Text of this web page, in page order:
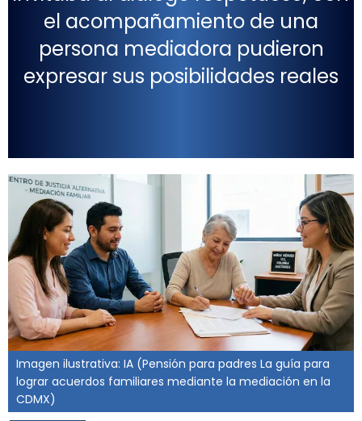
el acompañamiento de una
persona mediadora pudieron
expresar sus posibilidades reales
Imagen ilustrativa: IA (Pensión para padres La guía para
lograr acuerdos familiares mediante la mediación en la
CDMX)